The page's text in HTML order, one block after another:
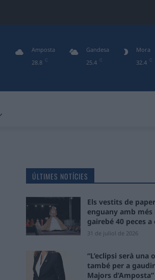
28.8 C
Amposta
25.4 C
Gandesa
32.4 C
Mora
ÚLTIMES NOTÍCIES
Els vestits de
enguany amb
gairebé 40 peces a
31 de juliol de 2026
“L’eclipsi serà
també per a
Majors d’Amposta”